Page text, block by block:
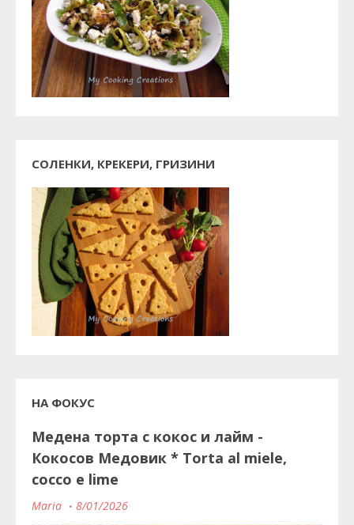
СОЛЕНКИ, КРЕКЕРИ, ГРИЗИНИ
НА ФОКУС
Медена торта с кокос и лайм -
Кокосов Медовик * Torta al miele,
cocco e lime
Maria 8/01/2026